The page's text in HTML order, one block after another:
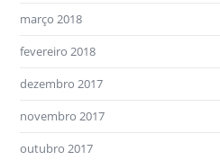
março 2018
fevereiro 2018
dezembro 2017
novembro 2017
outubro 2017